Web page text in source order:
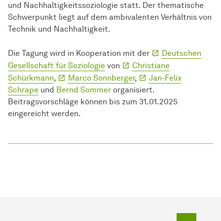
und Nachhaltigkeitssoziologie statt. Der thematische
Schwerpunkt liegt auf dem ambivalenten Verhältnis von
Technik und Nachhaltigkeit.
Die Tagung wird in Kooperation mit der
Deutschen
Gesellschaft für Soziologie von
Christiane
Schürkmann, Marco Sonnberger,
Jan-Felix
Schrape und Bernd Sommer organisiert.
Beitragsvorschläge können bis zum 31.01.2025
eingereicht werden.